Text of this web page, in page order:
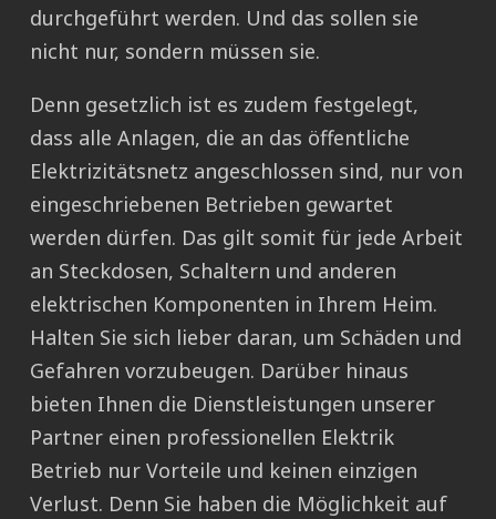
durchgeführt werden. Und das sollen sie
nicht nur, sondern müssen sie.
Denn gesetzlich ist es zudem festgelegt,
dass alle Anlagen, die an das öffentliche
Elektrizitätsnetz angeschlossen sind, nur von
eingeschriebenen Betrieben gewartet
werden dürfen. Das gilt somit für jede Arbeit
an Steckdosen, Schaltern und anderen
elektrischen Komponenten in Ihrem Heim.
Halten Sie sich lieber daran, um Schäden und
Gefahren vorzubeugen. Darüber hinaus
bieten Ihnen die Dienstleistungen unserer
Partner einen professionellen Elektrik
Betrieb nur Vorteile und keinen einzigen
Verlust. Denn Sie haben die Möglichkeit auf